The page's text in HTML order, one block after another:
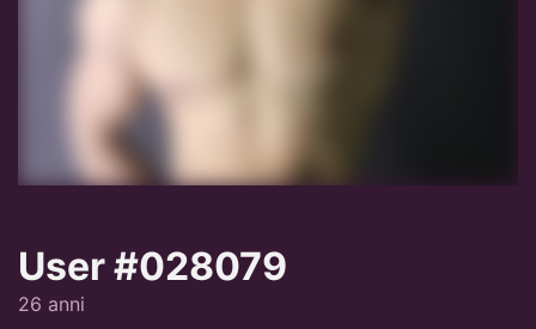
User #028079
26 anni